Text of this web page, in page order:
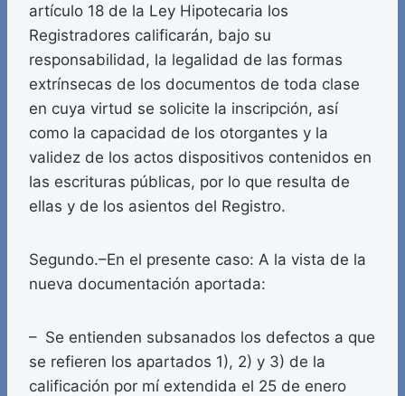
artículo 18 de la Ley Hipotecaria los
Registradores calificarán, bajo su
responsabilidad, la legalidad de las formas
extrínsecas de los documentos de toda clase
en cuya virtud se solicite la inscripción, así
como la capacidad de los otorgantes y la
validez de los actos dispositivos contenidos en
las escrituras públicas, por lo que resulta de
ellas y de los asientos del Registro.
Segundo.–En el presente caso: A la vista de la
nueva documentación aportada:
– Se entienden subsanados los defectos a que
se refieren los apartados 1), 2) y 3) de la
calificación por mí extendida el 25 de enero